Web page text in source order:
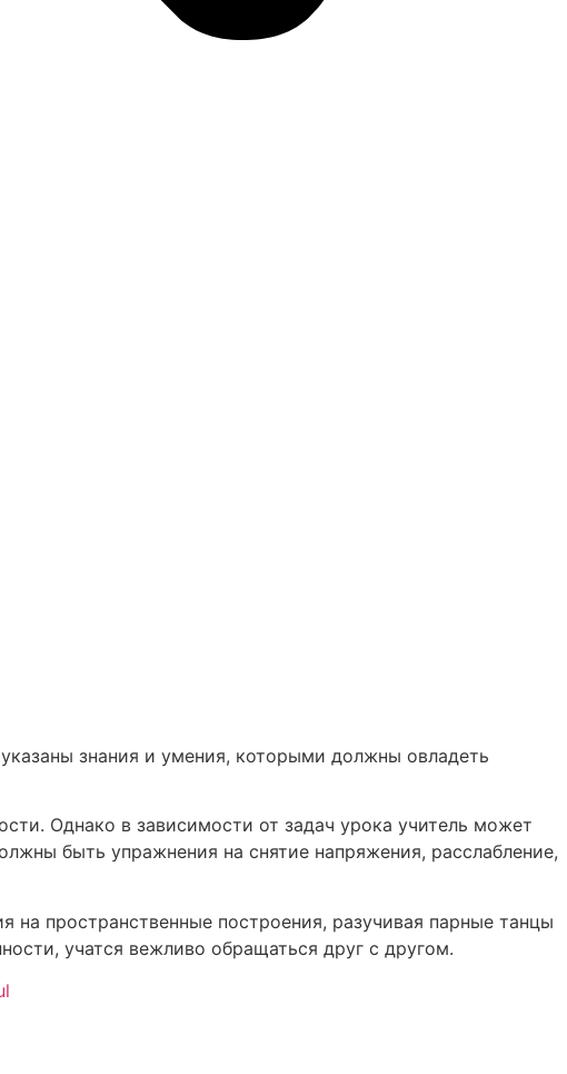
знания и умения, которыми должны овладеть
Однако в зависимости от задач урока учитель может
быть упражнения на снятие напряжения, расслабление,
пространственные построения, разучивая парные танцы
учатся вежливо обращаться друг с другом.